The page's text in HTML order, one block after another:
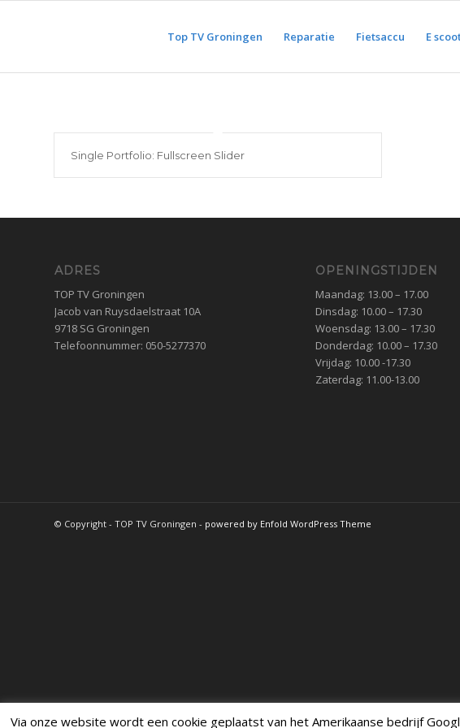
Top TV Groningen Reparatie Fietsaccu E
Single Portfolio: Fullscreen Slider
ADRES
TOP TV Groningen
Jacob van Ruysdaelstraat 10A
9718 SG Groningen
Telefoonnummer: 050-5277370
OPENINGSTIJDEN
Maandag: 13.00 – 17.00
Dinsdag: 10.00 – 17.30
Woensdag: 13.00 – 17.30
Donderdag: 10.00 – 17.30
Vrijdag: 10.00 -17.30
Zaterdag: 11.00-13.00
© Copyright - TOP TV Groningen - powered by Enfold WordPress Theme
Via onze website wordt een cookie geplaatst van het Amerikaanse bedrijf